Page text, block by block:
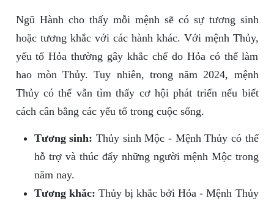
Ngũ Hành cho thấy mỗi mệnh sẽ có sự tương sinh
hoặc tương khắc với các hành khác. Với mệnh Thủy,
yếu tố Hỏa thường gây khắc chế do Hỏa có thể làm
hao mòn Thủy. Tuy nhiên, trong năm 2024, mệnh
Thủy có thể vẫn tìm thấy cơ hội phát triển nếu biết
cách cân bằng các yếu tố trong cuộc sống.
Tương sinh: Thủy sinh Mộc - Mệnh Thủy có thể
hỗ trợ và thúc đẩy những người mệnh Mộc trong
năm nay.
Tương khắc: Thủy bị khắc bởi Hỏa - Mệnh Thủy